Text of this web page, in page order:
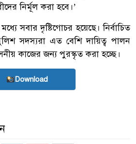
নির্মূল করা হবে।’
সবার দৃষ্টিগোচর হয়েছে। নির্বাচিত
সদস্যরা এত বেশি দায়িত্ব পালন
কাজের জন্য পুরস্কৃত করা হচ্ছে।
Download